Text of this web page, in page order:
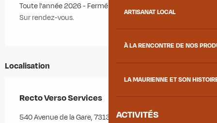
ARTISANAT LOCAL
À LA RENCONTRE DE NOS
LA MAURIENNE ET SON
ACTIVITÉS
Toute l'année 2026 - Fermé le samedi, le dimanche
Sur rendez-vous.
Localisation
Recto Verso Services
540 Avenue de la Gare, 73130 Saint-Étienne-de-